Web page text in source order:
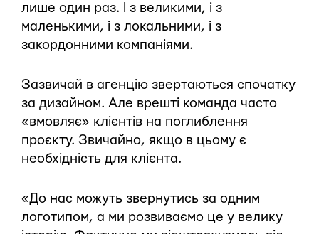
лише один раз. І з великими, і з
маленькими, і з локальними, і з
закордонними компаніями.
Зазвичай в агенцію звертаються спочатку
за дизайном. Але врешті команда часто
«вмовляє» клієнтів на поглиблення
проєкту. Звичайно, якщо в цьому є
необхідність для клієнта.
«До нас можуть звернутись за одним
логотипом, а ми розвиваємо це у велику